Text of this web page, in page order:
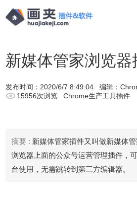
新媒体管家浏览
发布时间： 2020/6/7 8:49:04 编辑：
15956次浏览
Chrome生产工具插件
摘要 : 新媒体管家插件又叫做新媒体
浏览器上面的公众号运营管理插件，
台使用，无需跳转到第三方编辑器。